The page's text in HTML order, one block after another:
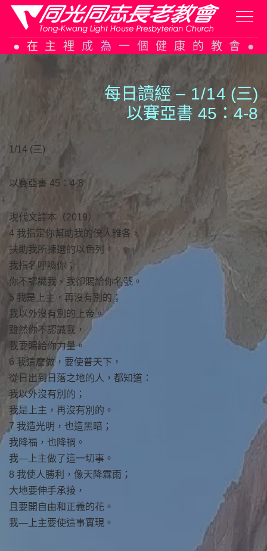
Skip
to
在主裡成為一個健康的教會
每日讀經 – 1/14 (三)
以賽亞書 45：4-8
1/14 (三)
以賽亞書 45：4-8
現代文譯本（2019）
4 我指定你幫助我的僕人雅各，
扶助我所揀選的以色列。
我指名呼喚你；
你不認識我、我卻賜給你名號。
5 我是上主，再沒有別的；
我以外沒有別的上帝。
雖然你不認識我，
我要賜給你力量。
6 我這麼做，要使普天下，
從日出到日落之地的人，都知道：
我以外沒有別的；
我是上主，再沒有別的。
7 我造光明，也造黑暗；
我降福，也降禍。
我—上主做了這一切事。
8 我使人勝利，像天降霖雨；
大地要伸手承接，
且要開自由和正義的花。
我—上主要使這事實現。